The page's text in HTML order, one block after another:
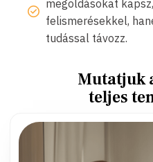
megoldásokat
felismerésekkel,
tudással távozz.
Mutatjuk
teljes